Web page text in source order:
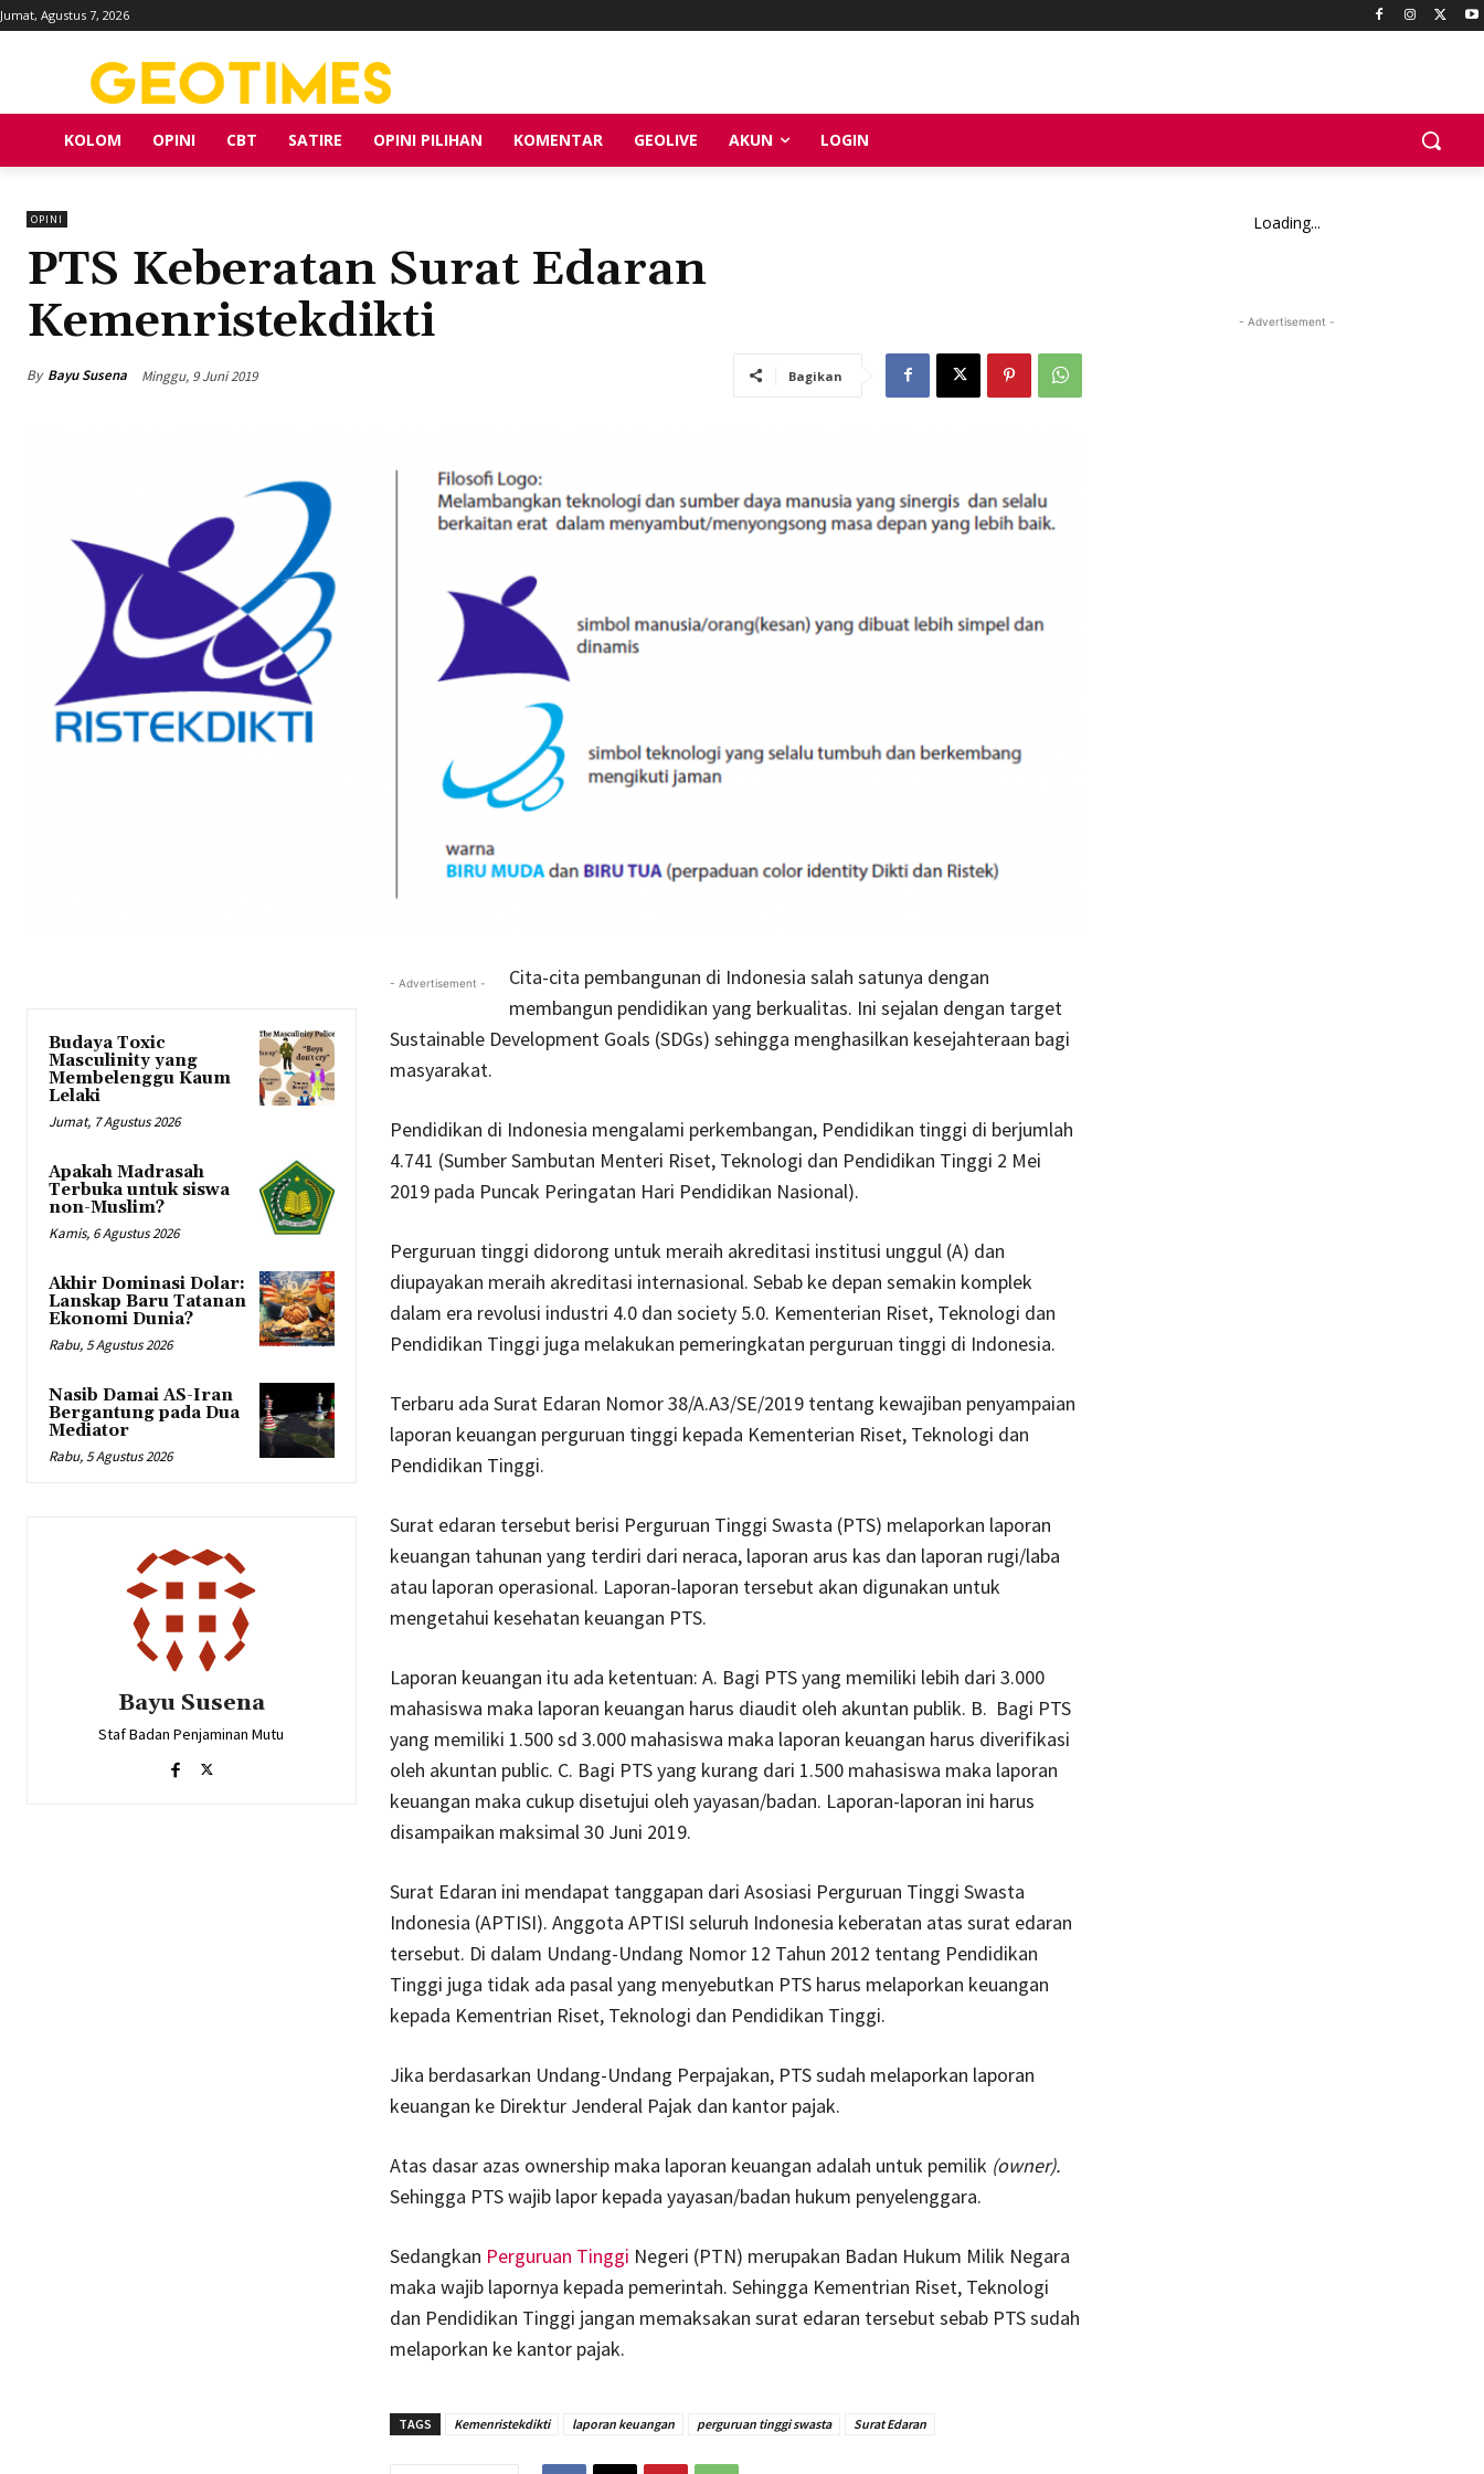
Jumat, Agustus 7, 2026
KOLOM OPINI CBT SATIRE OPINI PILIHAN KOMENTAR GEOLIVE AKUN LOGIN
OPINI
PTS Keberatan Surat Edaran
Kemenristekdikti
By Bayu Susena Minggu, 9 Juni 2019 Bagikan
Budaya Toxic
Masculinity yang
Membelenggu Kaum
Lelaki
Jumat, 7 Agustus 2026
Apakah Madrasah
Terbuka untuk siswa
non-Muslim?
Kamis, 6 Agustus 2026
Akhir Dominasi Dolar:
Lanskap Baru Tatanan
Ekonomi Dunia?
Rabu, 5 Agustus 2026
Nasib Damai AS-Iran
Bergantung pada Dua
Mediator
Rabu, 5 Agustus 2026
Bayu Susena
Staf Badan Penjaminan Mutu
- Advertisement -
Cita-cita pembangunan di Indonesia salah satunya dengan
membangun pendidikan yang berkualitas. Ini sejalan dengan target
Sustainable Development Goals (SDGs) sehingga menghasilkan kesejahteraan bagi
masyarakat.
Pendidikan di Indonesia mengalami perkembangan, Pendidikan tinggi di berjumlah
4.741 (Sumber Sambutan Menteri Riset, Teknologi dan Pendidikan Tinggi 2 Mei
2019 pada Puncak Peringatan Hari Pendidikan Nasional).
Perguruan tinggi didorong untuk meraih akreditasi institusi unggul (A) dan
diupayakan meraih akreditasi internasional. Sebab ke depan semakin komplek
dalam era revolusi industri 4.0 dan society 5.0. Kementerian Riset, Teknologi dan
Pendidikan Tinggi juga melakukan pemeringkatan perguruan tinggi di Indonesia.
Terbaru ada Surat Edaran Nomor 38/A.A3/SE/2019 tentang kewajiban penyampaian
laporan keuangan perguruan tinggi kepada Kementerian Riset, Teknologi dan
Pendidikan Tinggi.
Surat edaran tersebut berisi Perguruan Tinggi Swasta (PTS) melaporkan laporan
keuangan tahunan yang terdiri dari neraca, laporan arus kas dan laporan rugi/laba
atau laporan operasional. Laporan-laporan tersebut akan digunakan untuk
mengetahui kesehatan keuangan PTS.
Laporan keuangan itu ada ketentuan: A. Bagi PTS yang memiliki lebih dari 3.000
mahasiswa maka laporan keuangan harus diaudit oleh akuntan publik. B. Bagi PTS
yang memiliki 1.500 sd 3.000 mahasiswa maka laporan keuangan harus diverifikasi
oleh akuntan public. C. Bagi PTS yang kurang dari 1.500 mahasiswa maka laporan
keuangan maka cukup disetujui oleh yayasan/badan. Laporan-laporan ini harus
disampaikan maksimal 30 Juni 2019.
Surat Edaran ini mendapat tanggapan dari Asosiasi Perguruan Tinggi Swasta
Indonesia (APTISI). Anggota APTISI seluruh Indonesia keberatan atas surat edaran
tersebut. Di dalam Undang-Undang Nomor 12 Tahun 2012 tentang Pendidikan
Tinggi juga tidak ada pasal yang menyebutkan PTS harus melaporkan keuangan
kepada Kementrian Riset, Teknologi dan Pendidikan Tinggi.
Jika berdasarkan Undang-Undang Perpajakan, PTS sudah melaporkan laporan
keuangan ke Direktur Jenderal Pajak dan kantor pajak.
Atas dasar azas ownership maka laporan keuangan adalah untuk pemilik (owner).
Sehingga PTS wajib lapor kepada yayasan/badan hukum penyelenggara.
Sedangkan Perguruan Tinggi Negeri (PTN) merupakan Badan Hukum Milik Negara
maka wajib lapornya kepada pemerintah. Sehingga Kementrian Riset, Teknologi
dan Pendidikan Tinggi jangan memaksakan surat edaran tersebut sebab PTS sudah
melaporkan ke kantor pajak.
TAGS Kemenristekdikti laporan keuangan perguruan tinggi swasta Surat Edaran
Loading...
- Advertisement -